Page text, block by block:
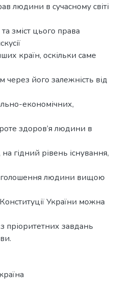
людини в сучасному світі
зміст цього права
країн, оскільки саме
його залежність від
економічних,
здоров’я людини в
гідний рівень існування,
людини вищою
України можна
пріоритетних завдань